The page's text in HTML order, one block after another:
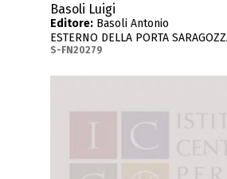
Basoli Luigi
Editore: Basoli Antonio
ESTERNO DELLA PORTA
S-FN20279